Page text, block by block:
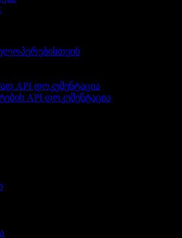
API დოკუმენტაცია
API დოკუმენტაცია